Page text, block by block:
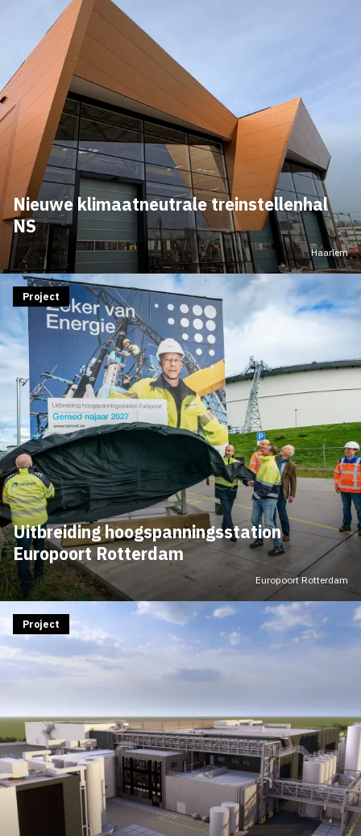
Nieuwe klimaatneutrale treinstellenhal
NS
Haarlem
Uitbreiding hoogspanningsstation
Europoort Rotterdam
Project
Europoort Rotterdam
Project